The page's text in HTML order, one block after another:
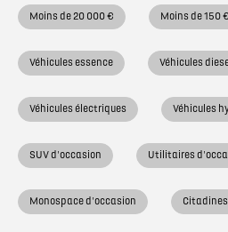
Moins de 20 000 € Moins de 150
Véhicules essence Véhicules
Véhicules électriques Véhicules
SUV d'occasion Utilitaires
Monospace d'occasion